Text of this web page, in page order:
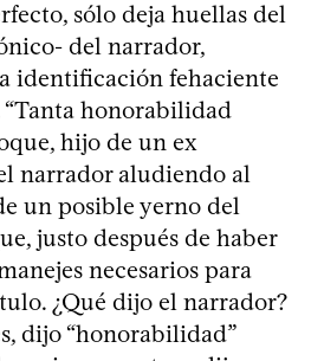
sólo deja huellas del
del narrador,
identificación fehaciente
“Tanta honorabilidad
hijo de un ex
narrador aludiendo al
un posible yerno del
justo después de haber
necesarios para
¿Qué dijo el narrador?
dijo “honorabilidad”